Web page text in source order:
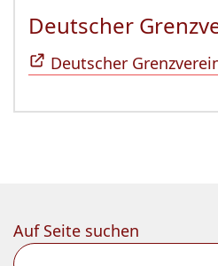
Deutscher
Deutscher
Auf Seite suchen
Suchen